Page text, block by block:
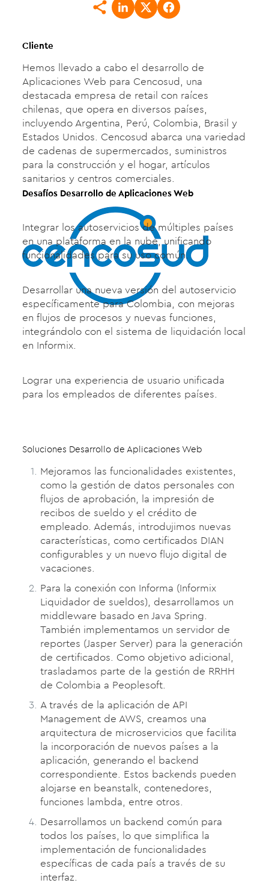
Cliente
Hemos llevado a cabo el desarrollo de
Aplicaciones Web para Cencosud, una
destacada empresa de retail con raíces
chilenas, que opera en diversos países,
incluyendo Argentina, Perú, Colombia, Brasil y
Estados Unidos. Cencosud abarca una variedad
de cadenas de supermercados, suministros
para la construcción y el hogar, artículos
sanitarios y centros comerciales.
Desafíos Desarrollo de Aplicaciones Web
Integrar los autoservicios de múltiples países
en una plataforma en la nube, unificando
funcionalidades para su uso común.
Desarrollar una nueva versión del autoservicio
específicamente para Colombia, con mejoras
en flujos de procesos y nuevas funciones,
integrándolo con el sistema de liquidación local
en Informix.
Lograr una experiencia de usuario unificada
para los empleados de diferentes países.
Soluciones Desarrollo de Aplicaciones Web
Mejoramos las funcionalidades existentes,
como la gestión de datos personales con
flujos de aprobación, la impresión de
recibos de sueldo y el crédito de
empleado. Además, introdujimos nuevas
características, como certificados DIAN
configurables y un nuevo flujo digital de
vacaciones.
Para la conexión con Informa (Informix
Liquidador de sueldos), desarrollamos un
middleware basado en Java Spring.
También implementamos un servidor de
reportes (Jasper Server) para la generación
de certificados. Como objetivo adicional,
trasladamos parte de la gestión de RRHH
de Colombia a Peoplesoft.
A través de la aplicación de API
Management de AWS, creamos una
arquitectura de microservicios que facilita
la incorporación de nuevos países a la
aplicación, generando el backend
correspondiente. Estos backends pueden
alojarse en beanstalk, contenedores,
funciones lambda, entre otros.
Desarrollamos un backend común para
todos los países, lo que simplifica la
implementación de funcionalidades
específicas de cada país a través de su
interfaz.